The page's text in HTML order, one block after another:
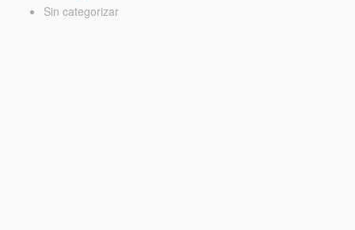
Sin categorizar